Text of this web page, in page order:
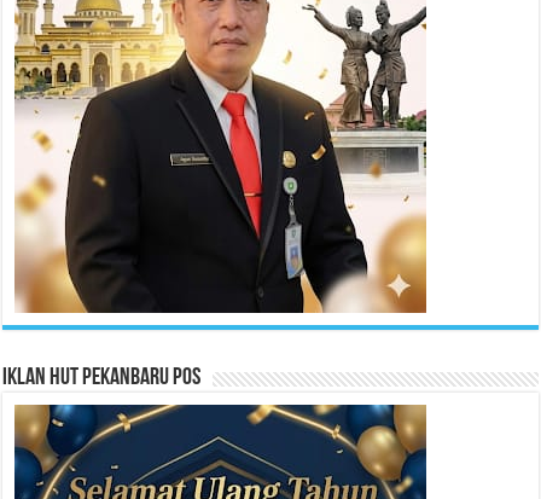
Iklan HUT Pekanbaru Pos